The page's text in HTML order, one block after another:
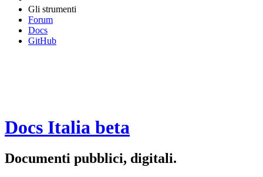
Gli strumenti
Forum
Docs
GitHub
Docs Italia beta
Documenti pubblici, digitali.